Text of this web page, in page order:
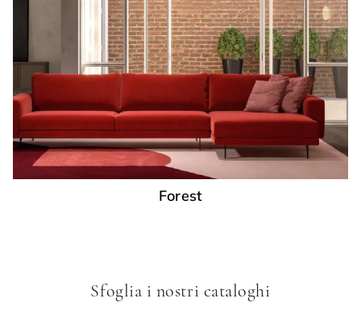
Forest
Sfoglia i nostri cataloghi